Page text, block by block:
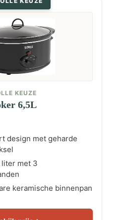
KEUZE
6,5L
design met geharde
liter met 3
keramische binnenpan